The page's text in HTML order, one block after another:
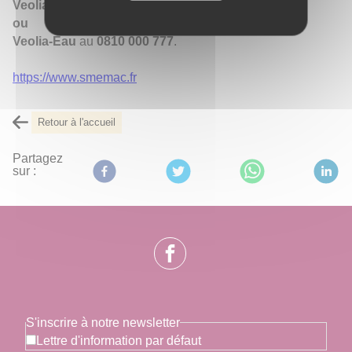
Veolia-Eau au 09 69 32 34 58
ou
Veolia-Eau au 0810 000 777.
https://www.smemac.fr
Retour à l'accueil
Partagez
sur :
S'inscrire à notre newsletter
Lettre d'information par défaut